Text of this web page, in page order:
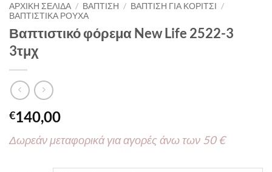
ΑΡΧΙΚΉ ΣΕΛΊΔΑ / ΒΑΠΤΙΣΗ / ΒΑΠΤΙΣΗ ΓΙΑ ΚΟΡΙΤΣΙ /
ΒΑΠΤΙΣΤΙΚΑ ΡΟΥΧΑ
Βαπτιστικό φόρεμα New Life 2522-3
3τμχ
€140,00
Δωρεάν μεταφορικά για αγορές άνω των 50 €